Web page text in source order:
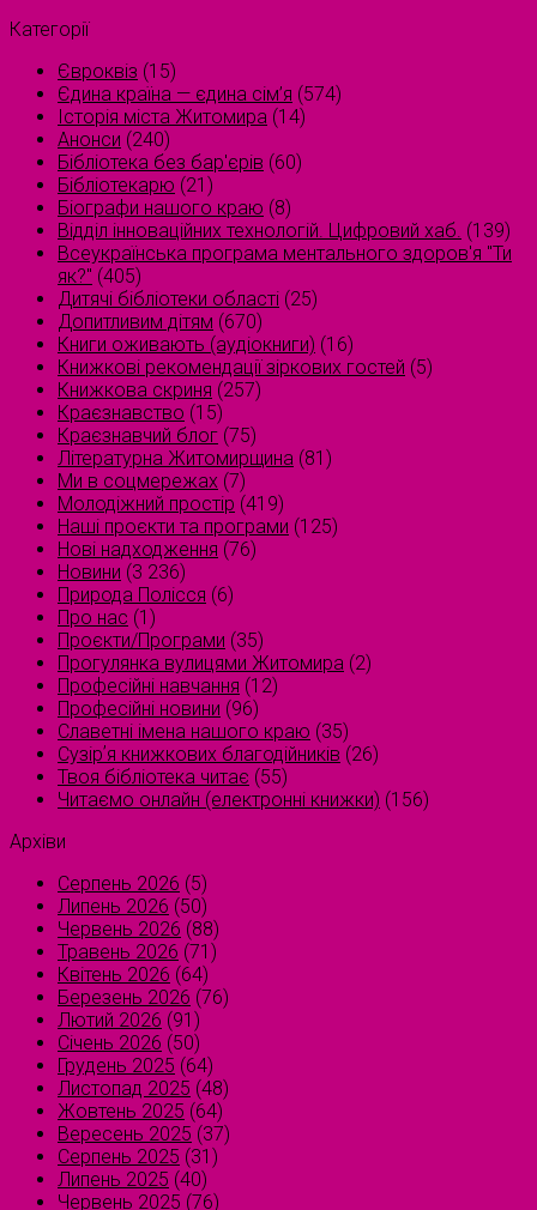
Категорії
Євроквіз (15)
Єдина країна — єдина сім’я (574)
Історія міста Житомира (14)
Анонси (240)
Бібліотека без бар'єрів (60)
Бібліотекарю (21)
Біографи нашого краю (8)
Відділ інноваційних технологій. Цифровий хаб. (139)
Всеукраїнська програма ментального здоров'я "Ти
як?" (405)
Дитячі бібліотеки області (25)
Допитливим дітям (670)
Книги оживають (аудіокниги) (16)
Книжкові рекомендації зіркових гостей (5)
Книжкова скриня (257)
Краєзнавство (15)
Краєзнавчий блог (75)
Літературна Житомирщина (81)
Ми в соцмережах (7)
Молодіжний простір (419)
Наші проєкти та програми (125)
Нові надходження (76)
Новини (3 236)
Природа Полісся (6)
Про нас (1)
Проєкти/Програми (35)
Прогулянка вулицями Житомира (2)
Професійні навчання (12)
Професійні новини (96)
Славетні імена нашого краю (35)
Сузірʼя книжкових благодійників (26)
Твоя бібліотека читає (55)
Читаємо онлайн (електронні книжки) (156)
Архіви
Серпень 2026 (5)
Липень 2026 (50)
Червень 2026 (88)
Травень 2026 (71)
Квітень 2026 (64)
Березень 2026 (76)
Лютий 2026 (91)
Січень 2026 (50)
Грудень 2025 (64)
Листопад 2025 (48)
Жовтень 2025 (64)
Вересень 2025 (37)
Серпень 2025 (31)
Липень 2025 (40)
Червень 2025 (76)